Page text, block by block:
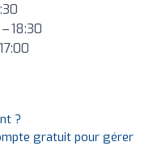
18:30
?
gratuit pour gérer